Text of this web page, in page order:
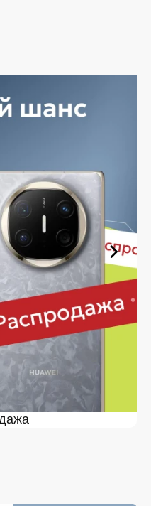
Fenix 7 по
обновляем
продукции. В нашем
всегда найдёте нужный
с возможностью
У нас есть такая
условия оплаты,
в корзину и
7 в Железногорске
7 в магазине
представлен широкий
как новинки
модели. Каждый
стандартам
и заказать Fenix 7 в
и с доступной
отслеживаем
информации,
этому клиенты
и экономят своё
у нас:
на складе.